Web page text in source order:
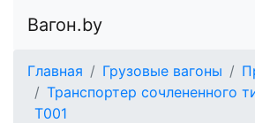
Вагон.by
Главная Грузовые вагоны
Транспортер сочлененного
Т001